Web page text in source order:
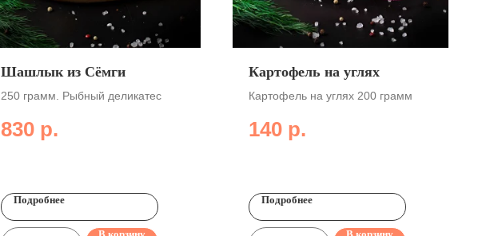
Шашлык из Сёмги
250 грамм. Рыбный деликатес
830 р.
Подробнее
Картофель на углях
Картофель на углях 200 грамм
140 р.
Подробнее